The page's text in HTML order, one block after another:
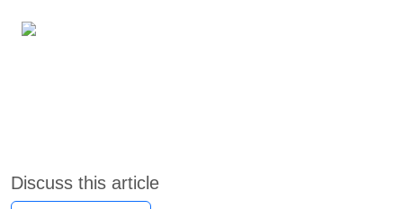
Discuss this article